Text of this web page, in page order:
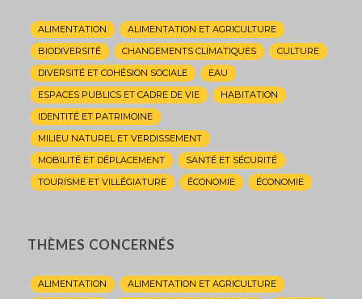
ALIMENTATION
ALIMENTATION ET AGRICULTURE
BIODIVERSITÉ
CHANGEMENTS CLIMATIQUES
CULTURE
DIVERSITÉ ET COHÉSION SOCIALE
EAU
ESPACES PUBLICS ET CADRE DE VIE
HABITATION
IDENTITÉ ET PATRIMOINE
MILIEU NATUREL ET VERDISSEMENT
MOBILITÉ ET DÉPLACEMENT
SANTÉ ET SÉCURITÉ
TOURISME ET VILLÉGIATURE
ÉCONOMIE ÉCONOMIE
THÈMES CONCERNÉS
ALIMENTATION
ALIMENTATION ET AGRICULTURE